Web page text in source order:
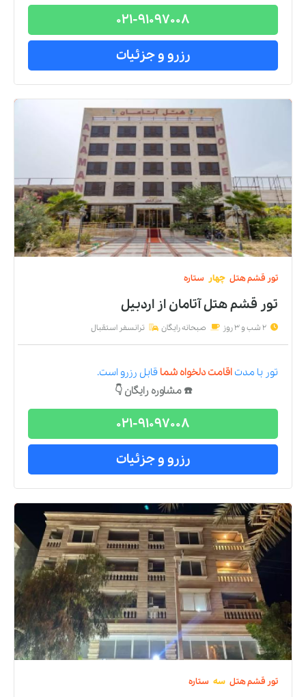
021-91097008
رزرو و جزئیات
تور قشمهتل چهار ستاره
تور قشم هتل آتاماناز اردبیل
2 شب و 3 روز صبحانه رایگان ترانسفر استقبال
تور با مدتاقامت دلخواه شما قابل رزرو است.
☎️ مشاوره رایگان 👇
021-91097008
رزرو و جزئیات
تور قشمهتل سه ستاره